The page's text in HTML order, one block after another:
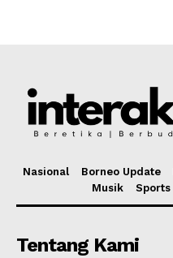
Nasional Borneo Update
Musik
Sports
Tentang Kami